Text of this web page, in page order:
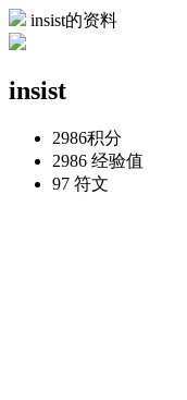
insist的资料
insist
2986积分
2986 经验值
97 符文